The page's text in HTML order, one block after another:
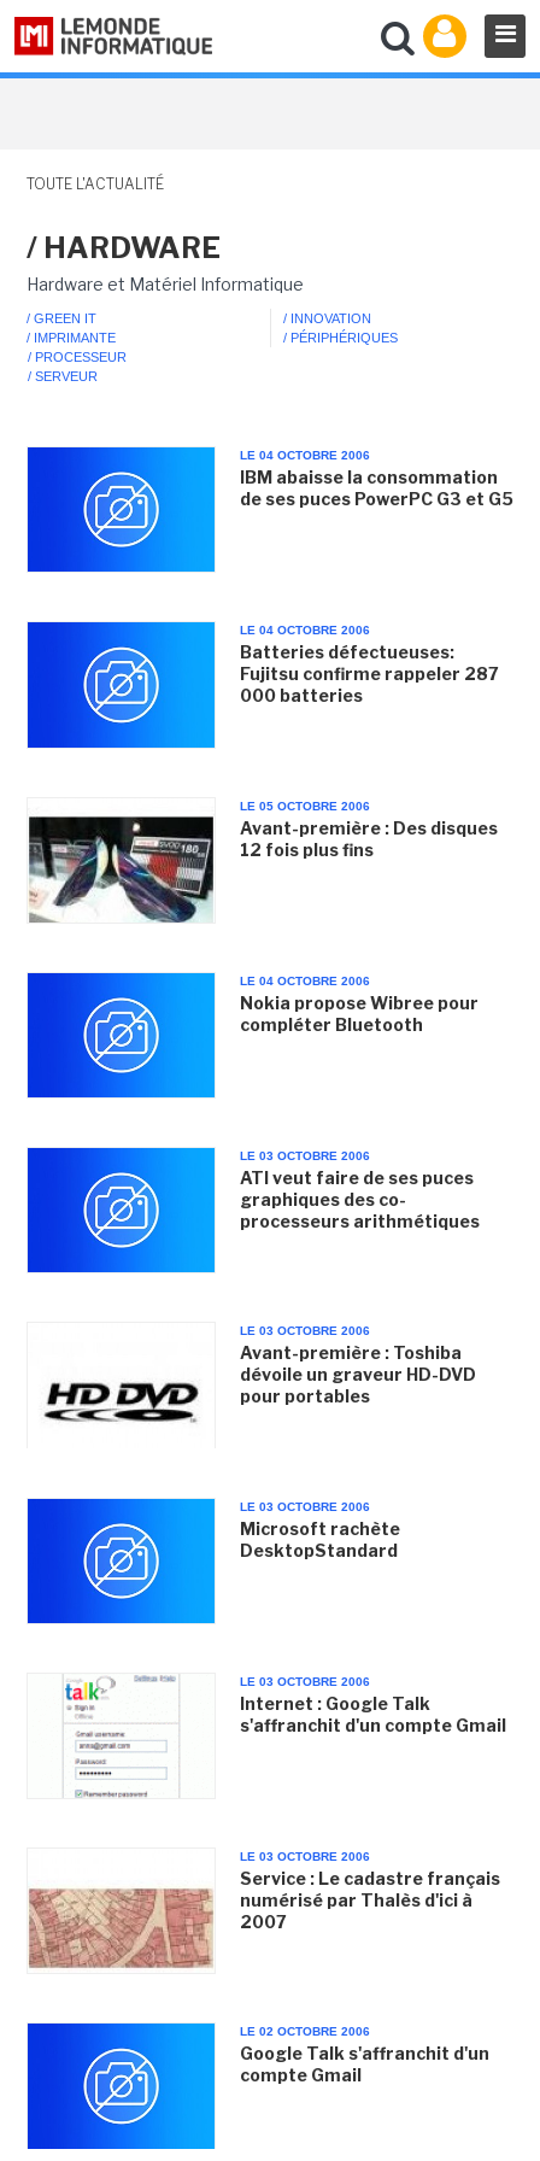
TOUTE L'ACTUALITÉ
/ HARDWARE
Hardware et Matériel Informatique
/ GREEN IT
/ IMPRIMANTE
/ INNOVATION
/ PÉRIPHÉRIQUES
/ PROCESSEUR
/ SERVEUR
LE 04 OCTOBRE 2006
IBM abaisse la consommation
de ses puces PowerPC G3 et G5
LE 04 OCTOBRE 2006
Batteries défectueuses:
Fujitsu confirme rappeler 287
000 batteries
LE 05 OCTOBRE 2006
Avant-première : Des disques
12 fois plus fins
LE 04 OCTOBRE 2006
Nokia propose Wibree pour
compléter Bluetooth
LE 03 OCTOBRE 2006
ATI veut faire de ses puces
graphiques des co-
processeurs arithmétiques
LE 03 OCTOBRE 2006
Avant-première : Toshiba
dévoile un graveur HD-DVD
pour portables
LE 03 OCTOBRE 2006
Microsoft rachète
DesktopStandard
LE 03 OCTOBRE 2006
Internet : Google Talk
s'affranchit d'un compte Gmail
LE 03 OCTOBRE 2006
Service : Le cadastre français
numérisé par Thalès d'ici à
2007
LE 02 OCTOBRE 2006
Google Talk s'affranchit d'un
compte Gmail